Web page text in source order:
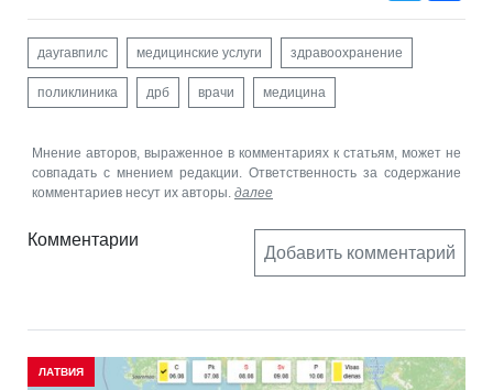
даугавпилс медицинские услуги здравоохранение
поликлиника дрб врачи медицина
Мнение авторов, выраженное в комментариях к статьям, может не
совпадать с мнением редакции. Ответственность за содержание
комментариев несут их авторы. далее
Комментарии
Добавить комментарий
ЛАТВИЯ